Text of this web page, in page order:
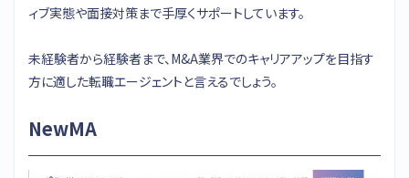
ィブ実態や面接対策まで手厚くサポートしています。
未経験者から経験者まで、M&A業界でのキャリアアップを目指す
方に適した転職エージェントと言えるでしょう。
NewMA